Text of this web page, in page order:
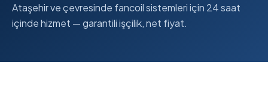
Ataşehir ve çevresinde fancoil sistemleri için 24 saat
içinde hizmet — garantili işçilik, net fiyat.